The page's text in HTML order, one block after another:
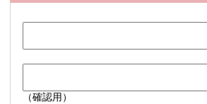
（確認用）